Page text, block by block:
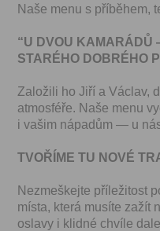
Naše menu s příběhem,
“U DVOU KAMARÁDŮ
STARÉHO DOBRÉHO
Založili ho Jiří a Václav,
atmosféře. Naše menu
i vašim nápadům — u
TVOŘÍME TU NOVÉ
Nezmeškejte příležitost
místa, která musíte zažít
oslavy i klidné chvíle